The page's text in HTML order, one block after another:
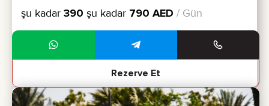
şu kadar 390 şu kadar 790 AED / Gün
Rezerve Et